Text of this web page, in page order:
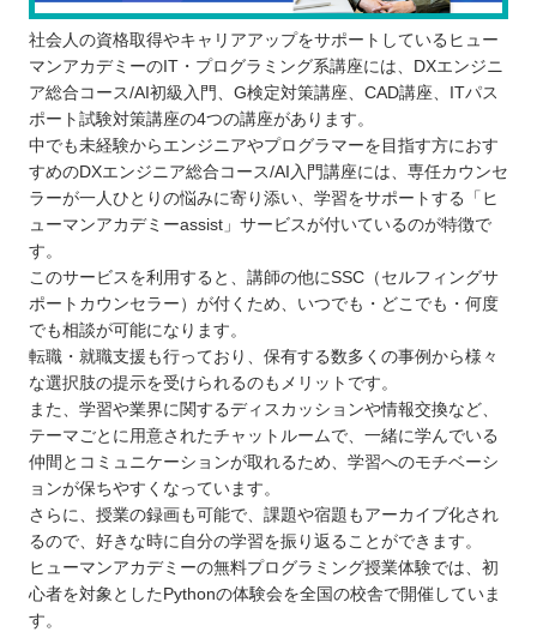
社会人の資格取得やキャリアアップをサポートしているヒュー
マンアカデミーのIT・プログラミング系講座には、DXエンジニ
ア総合コース/AI初級入門、G検定対策講座、CAD講座、ITパス
ポート試験対策講座の4つの講座があります。
中でも未経験からエンジニアやプログラマーを目指す方におす
すめのDXエンジニア総合コース/AI入門講座には、専任カウンセ
ラーが一人ひとりの悩みに寄り添い、学習をサポートする「ヒ
ューマンアカデミーassist」サービスが付いているのが特徴で
す。
このサービスを利用すると、講師の他にSSC（セルフィングサ
ポートカウンセラー）が付くため、いつでも・どこでも・何度
でも相談が可能になります。
転職・就職支援も行っており、保有する数多くの事例から様々
な選択肢の提示を受けられるのもメリットです。
また、学習や業界に関するディスカッションや情報交換など、
テーマごとに用意されたチャットルームで、一緒に学んでいる
仲間とコミュニケーションが取れるため、学習へのモチベーシ
ョンが保ちやすくなっています。
さらに、授業の録画も可能で、課題や宿題もアーカイブ化され
るので、好きな時に自分の学習を振り返ることができます。
ヒューマンアカデミーの無料プログラミング授業体験では、初
心者を対象としたPythonの体験会を全国の校舎で開催していま
す。